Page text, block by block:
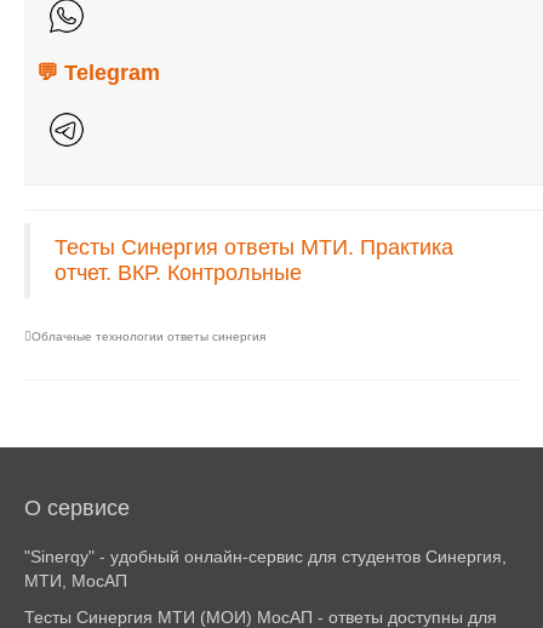
💬 Telegram
Тесты Синергия ответы МТИ. Практика
отчет. ВКР. Контрольные
Облачные технологии ответы синергия
О сервисе
"Sinerqy" - удобный онлайн-сервис для студентов Синергия,
МТИ, МосАП
Тесты Синергия МТИ (МОИ) МосАП - ответы доступны для